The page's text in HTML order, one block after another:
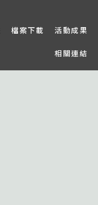
檔案下載 活動成果
相關連結